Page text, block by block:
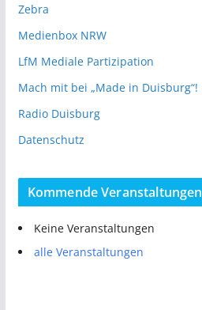
Zebra
Medienbox NRW
LfM Mediale Partizipation
Mach mit bei „Made in Duisburg“!
Radio Duisburg
Datenschutz
Kommende Veranstaltungen
Keine Veranstaltungen
alle Veranstaltungen